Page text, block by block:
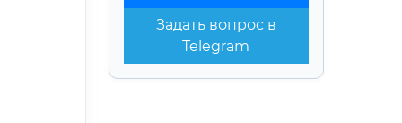
Задать вопрос в
Telegram